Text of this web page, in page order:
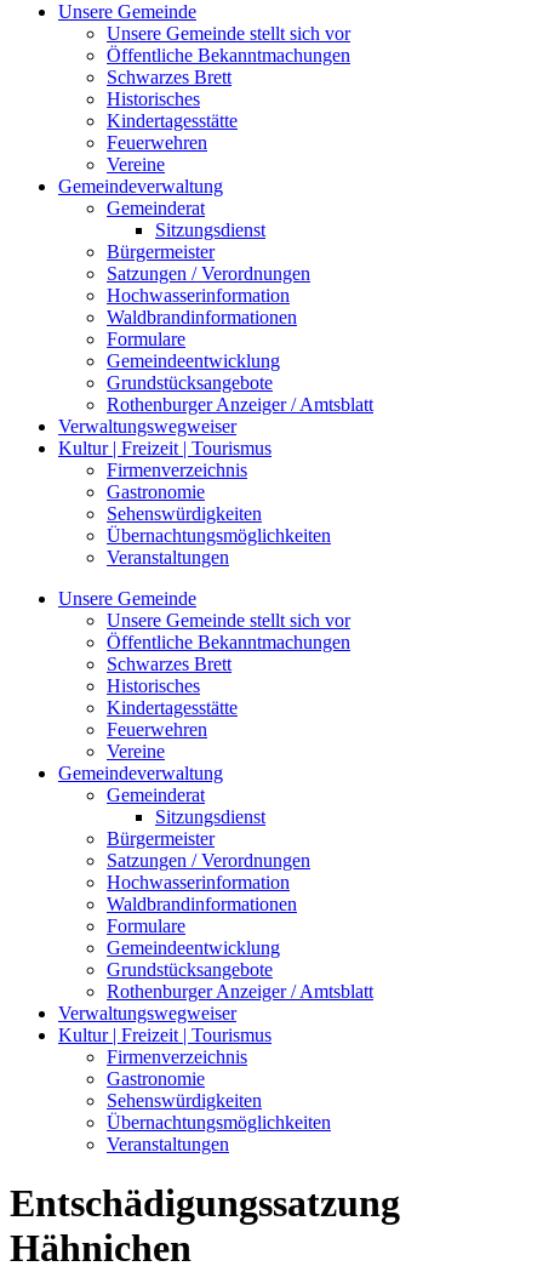
Unsere Gemeinde
Unsere Gemeinde stellt sich vor
Öffentliche Bekanntmachungen
Schwarzes Brett
Historisches
Kindertagesstätte
Feuerwehren
Vereine
Gemeindeverwaltung
Gemeinderat
Sitzungsdienst
Bürgermeister
Satzungen / Verordnungen
Hochwasserinformation
Waldbrandinformationen
Formulare
Gemeindeentwicklung
Grundstücksangebote
Rothenburger Anzeiger / Amtsblatt
Verwaltungswegweiser
Kultur | Freizeit | Tourismus
Firmenverzeichnis
Gastronomie
Sehenswürdigkeiten
Übernachtungsmöglichkeiten
Veranstaltungen
Unsere Gemeinde
Unsere Gemeinde stellt sich vor
Öffentliche Bekanntmachungen
Schwarzes Brett
Historisches
Kindertagesstätte
Feuerwehren
Vereine
Gemeindeverwaltung
Gemeinderat
Sitzungsdienst
Bürgermeister
Satzungen / Verordnungen
Hochwasserinformation
Waldbrandinformationen
Formulare
Gemeindeentwicklung
Grundstücksangebote
Rothenburger Anzeiger / Amtsblatt
Verwaltungswegweiser
Kultur | Freizeit | Tourismus
Firmenverzeichnis
Gastronomie
Sehenswürdigkeiten
Übernachtungsmöglichkeiten
Veranstaltungen
Entschädigungssatzung
Hähnichen